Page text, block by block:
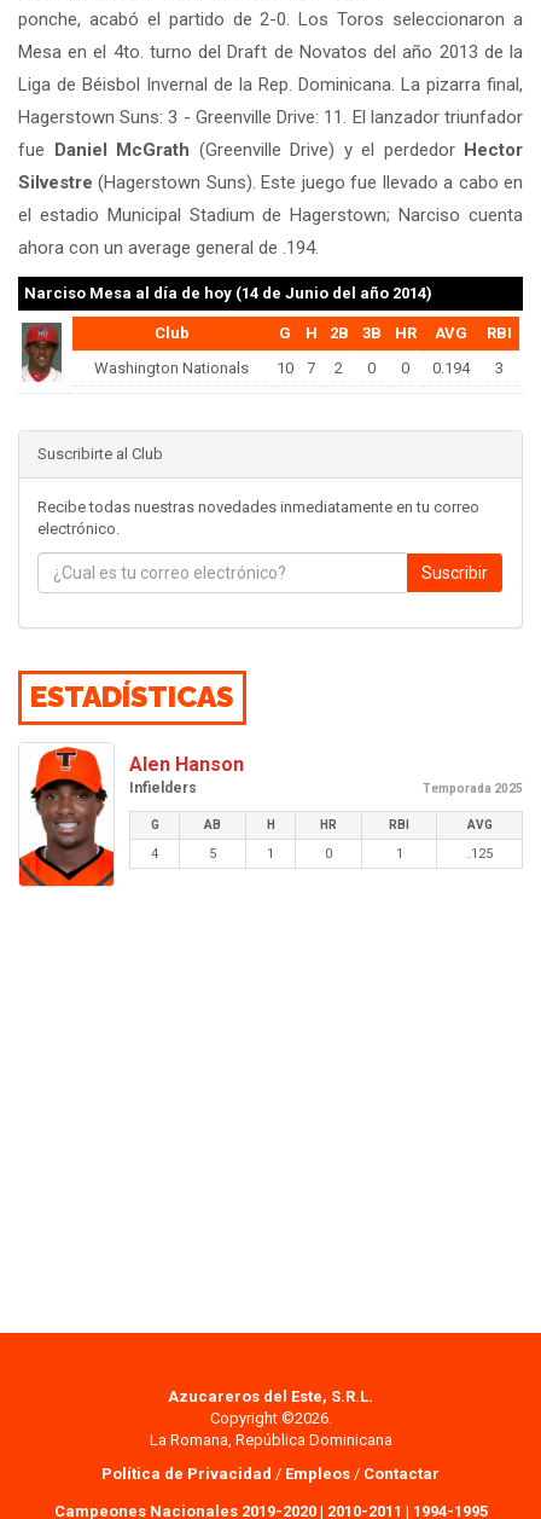
ponche, acabó el partido de 2-0. Los Toros seleccionaron a
Mesa en el 4to. turno del Draft de Novatos del año 2013 de la
Liga de Béisbol Invernal de la Rep. Dominicana. La pizarra final,
Hagerstown Suns: 3 - Greenville Drive: 11. El lanzador triunfador
fue Daniel McGrath (Greenville Drive) y el perdedor Hector
Silvestre (Hagerstown Suns). Este juego fue llevado a cabo en
el estadio Municipal Stadium de Hagerstown; Narciso cuenta
ahora con un average general de .194.
Narciso Mesa al día de hoy (14 de Junio del año 2014)
Club G H 2B 3B HR AVG
RBI
Washington Nationals
10 7 2 0 0 0.194 3
Suscribirte al Club
Recibe todas nuestras novedades inmediatamente en tu correo
electrónico.
Suscribir
ESTADÍSTICAS
Alen Hanson
Infielders Temporada 2025
G AB H HR RBI AVG
4 5 1 0 1 .125
Azucareros del Este, S.R.L.
Copyright ©2026.
La Romana, República Dominicana
Política de Privacidad / Empleos / Contactar
Campeones Nacionales 2019-2020| 2010-2011 | 1994-1995